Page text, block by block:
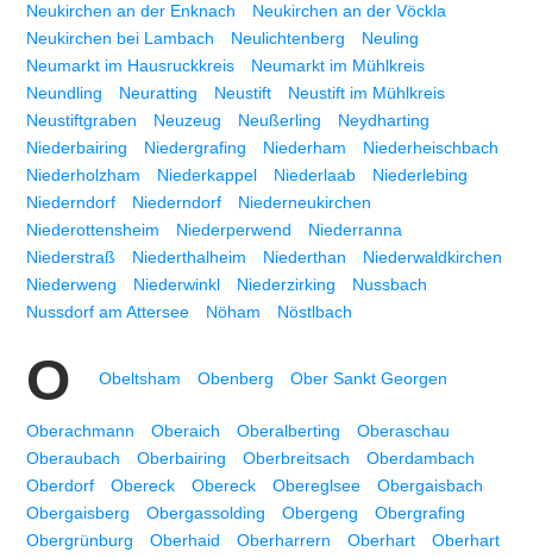
Neukirchen an der Enknach
Neukirchen an der Vöckla
Neukirchen bei Lambach
Neulichtenberg
Neuling
Neumarkt im Hausruckkreis
Neumarkt im Mühlkreis
Neundling
Neuratting Neustift
Neustift im Mühlkreis
Neustiftgraben
Neuzeug Neußerling
Neydharting
Niederbairing
Niedergrafing Niederham
Niederheischbach
Niederholzham
Niederkappel Niederlaab
Niederlebing
Niederndorf
Niederndorf
Niederneukirchen
Niederottensheim
Niederperwend
Niederranna
Niederstraß
Niederthalheim Niederthan
Niederwaldkirchen
Niederweng
Niederwinkl Niederzirking
Nussbach
Nussdorf am Attersee
Nöham Nöstlbach
O Obeltsham Obenberg Ober Sankt Georgen
Oberachmann Oberaich Oberalberting
Oberaschau
Oberaubach
Oberbairing Oberbreitsach
Oberdambach
Oberdorf
Obereck Obereck Obereglsee
Obergaisbach
Obergaisberg
Obergassolding Obergeng
Obergrafing
Obergrünburg
Oberhaid Oberharrern Oberhart
Oberhart